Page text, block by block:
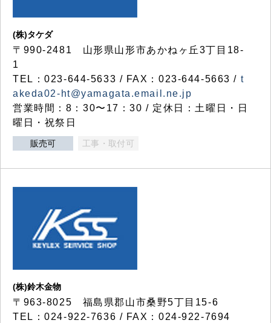
(株)タケダ
〒990-2481 山形県山形市あかねヶ丘3丁目18-
1
TEL：023-644-5633 / FAX：023-644-5663 / t
akeda02-ht@yamagata.email.ne.jp
営業時間：8：30〜17：30 / 定休日：土曜日・日
曜日・祝祭日
販売可 工事・取付可
(株)鈴木金物
〒963-8025 福島県郡山市桑野5丁目15-6
TEL：024-922-7636 / FAX：024-922-7694